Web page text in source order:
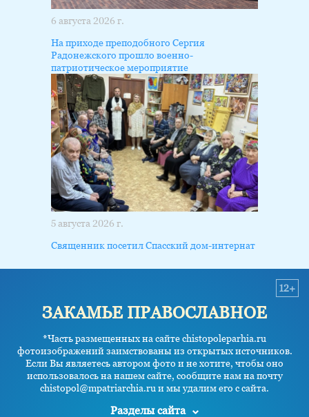
6 августа 2026 г.
На приходе преподобного Сергия
Радонежского прошло военно-
патриотическое мероприятие
5 августа 2026 г.
Священник посетил Спасский дом-интернат
ЗАКАМЬЕ ПРАВОСЛАВНОЕ
*Часть размещенных на сайте chistopoleparhia.ru
фотоизображений заимствованы из открытых источников.
Если Вы являетесь автором фото и не хотите, чтобы оно
использовалось на нашем сайте, сообщите нам на почту
chistopol@mpatriarchia.ru и мы удалим его с сайта.
12+
Разделы сайта